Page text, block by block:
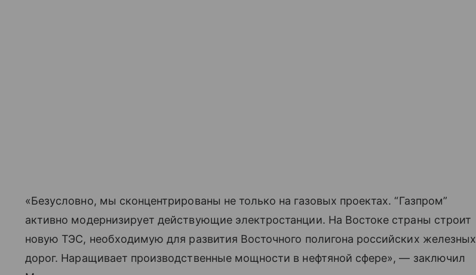
«Безусловно, мы сконцентрированы не только на газовых проектах. “Газпром”
активно модернизирует действующие электростанции. На Востоке страны строит
новую ТЭС, необходимую для развития Восточного полигона российских железных
дорог. Наращивает производственные мощности в нефтяной сфере», — заключил